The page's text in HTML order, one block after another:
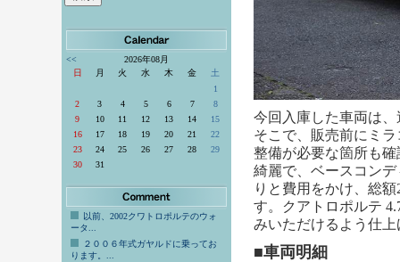
<<
2026年08月
日
月 火 水 木 金
土
1
2
3 4 5 6 7
8
9
10 11 12 13 14
15
16
17 18 19 20 21
22
23
24 25 26 27 28
29
30
31
以前、2002クワトロポルテのウォ
ータ...
２００６年式ガヤルドに乗ってお
ります。...
今回入庫した車両は
そこで、販売前にミ
整備が必要な箇所も
綺麗で、ベースコン
りと費用をかけ、総
す。クアトロポルテ
みいただけるよう仕
■車両明細